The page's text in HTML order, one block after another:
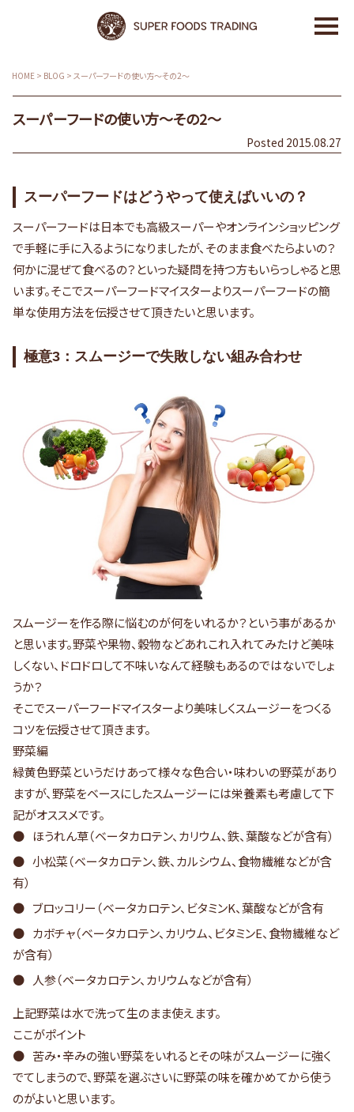
HOME > BLOG > スーパーフードの使い方～その2～
スーパーフードの使い方～その2～
Posted 2015.08.27
スーパーフードはどうやって使えばいいの？
スーパーフードは日本でも高級スーパーやオンラインショッピング
で手軽に手に入るようになりましたが、そのまま食べたらよいの？
何かに混ぜて食べるの？といった疑問を持つ方もいらっしゃると思
います。そこでスーパーフードマイスターよりスーパーフードの簡
単な使用方法を伝授させて頂きたいと思います。
極意3：スムージーで失敗しない組み合わせ
スムージーを作る際に悩むのが何をいれるか？という事があるか
と思います。野菜や果物、穀物などあれこれ入れてみたけど美味
しくない、ドロドロして不味いなんて経験もあるのではないでしょ
うか？
そこでスーパーフードマイスターより美味しくスムージーをつくる
コツを伝授させて頂きます。
野菜編
緑黄色野菜というだけあって様々な色合い・味わいの野菜があり
ますが、野菜をベースにしたスムージーには栄養素も考慮して下
記がオススメです。
ほうれん草（ベータカロテン、カリウム、鉄、葉酸などが含有）
小松菜（ベータカロテン、鉄、カルシウム、食物繊維などが含
有）
ブロッコリー（ベータカロテン、ビタミンK、葉酸などが含有
カボチャ（ベータカロテン、カリウム、ビタミンE、食物繊維など
が含有）
人参（ベータカロテン、カリウムなどが含有）
上記野菜は水で洗って生のまま使えます。
ここがポイント
苦み・辛みの強い野菜をいれるとその味がスムージーに強く
でてしまうので、野菜を選ぶさいに野菜の味を確かめてから使う
のがよいと思います。